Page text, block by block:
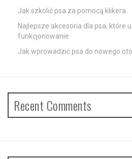
Jak szkolić psa za pomocą klikera
Najlepsze akcesoria dla psa, które
funkcjonowanie
Jak wprowadzić psa do nowego
Recent Comments